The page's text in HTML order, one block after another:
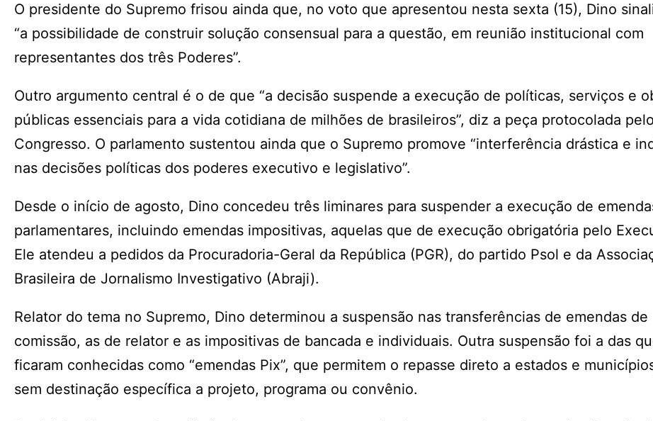
O presidente do Supremo frisou ainda que, no voto que apresentou nesta sexta (15), Dino
“a possibilidade de construir solução consensual para a questão, em reunião institucional com
representantes dos três Poderes”.
Outro argumento central é o de que “a decisão suspende a execução de políticas, serviços e
públicas essenciais para a vida cotidiana de milhões de brasileiros”, diz a peça protocolada pelo
Congresso. O parlamento sustentou ainda que o Supremo promove “interferência drástica e
nas decisões políticas dos poderes executivo e legislativo”.
Desde o início de agosto, Dino concedeu três liminares para suspender a execução de
parlamentares, incluindo emendas impositivas, aquelas que de execução obrigatória pelo
Ele atendeu a pedidos da Procuradoria-Geral da República (PGR), do partido Psol e da
Brasileira de Jornalismo Investigativo (Abraji).
Relator do tema no Supremo, Dino determinou a suspensão nas transferências de emendas de
comissão, as de relator e as impositivas de bancada e individuais. Outra suspensão foi a das
ficaram conhecidas como “emendas Pix”, que permitem o repasse direto a estados e
sem destinação específica a projeto, programa ou convênio.